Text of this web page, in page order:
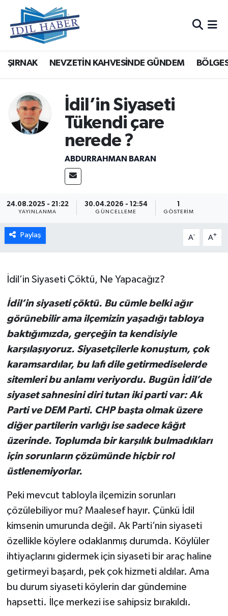
ŞIRNAK NEVZETİN KAHVESİNDE GÜNDEM
İdil’in Siyaseti
Tükendi çare
nerede ?
ABDURRAHMAN BARAN
24.08.2025 - 21:22
YAYINLANMA
30.04.2026 - 12:54
GÜNCELLEME GÖSTERIM
Paylaş A- A+
İdil’in Siyaseti Çöktü, Ne Yapacağız?
İdil’in siyaseti çöktü. Bu cümle belki ağır
görünebilir ama ilçemizin yaşadığı tabloya
baktığımızda, gerçeğin ta kendisiyle
karşılaşıyoruz. Siyasetçilerle konuştum, çok
karamsardılar, bu lafı dile getirmediselerde
sitemleri bu anlamı veriyordu. Bugün İdil’de
siyaset sahnesini diri tutan iki parti var: Ak
Parti ve DEM Parti. CHP başta olmak üzere
diğer partilerin varlığı ise sadece kâğıt
üzerinde. Toplumda bir karşılık bulmadıkları
için sorunların çözümünde hiçbir rol
üstlenemiyorlar.
Peki mevcut tabloyla ilçemizin sorunları
çözülebiliyor mu? Maalesef hayır. Çünkü İdil
kimsenin umurunda değil. Ak Parti’nin siyaseti
özellikle köylere odaklanmış durumda. Köylüler
ihtiyaçlarını gidermek için siyaseti bir araç haline
getirmeyi başardı, pek çok hizmeti aldılar. Ama
bu durum siyaseti köylerin dar gündemine
hapsetti. İlçe merkezi ise sahipsiz bırakıldı.
Nöbetçi Eczaneler
Hava Durumu
Trafik Durumu
Süper Lig Puan Durumu ve Fikstür
Tüm Manşetler
Son Dakika Haberleri